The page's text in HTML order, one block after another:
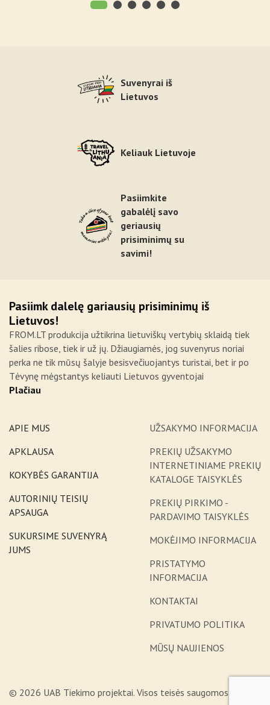
Suvenyrai iš
Lietuvos
Keliauk Lietuvoje
Pasiimkite
gabalėlį savo
geriausių
prisiminimų su
savimi!
Pasiimk dalelę gariausių prisiminimų iš
Lietuvos!
FROM.LT produkcija užtikrina lietuviškų vertybių sklaidą tiek
šalies ribose, tiek ir už jų. Džiaugiamės, jog suvenyrus noriai
perka ne tik mūsų šalyje besisvečiuojantys turistai, bet ir po
Tėvynę mėgstantys keliauti Lietuvos gyventojai
Plačiau
APIE MUS
APKLAUSA
KOKYBĖS GARANTIJA
AUTORINIŲ TEISIŲ
APSAUGA
SUKURSIME SUVENYRĄ
JUMS
UŽSAKYMO INFORMACIJA
PREKIŲ UŽSAKYMO
INTERNETINIAME PREKIŲ
KATALOGE TAISYKLĖS
PREKIŲ PIRKIMO -
PARDAVIMO TAISYKLĖS
MOKĖJIMO INFORMACIJA
PRISTATYMO
INFORMACIJA
KONTAKTAI
PRIVATUMO POLITIKA
MŪSŲ NAUJIENOS
© 2026 UAB Tiekimo projektai. Visos teisės saugomos